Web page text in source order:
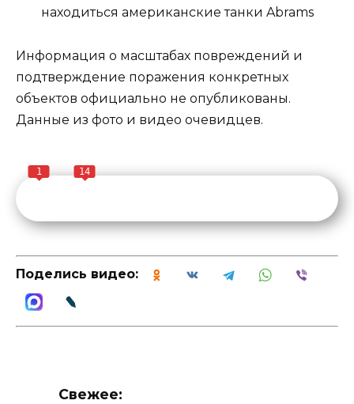
находиться американские танки Abrams
Информация о масштабах повреждений и
подтверждение поражения конкретных
объектов официально не опубликованы.
Данные из фото и видео очевидцев.
1 14
Поделись видео:
Свежее: